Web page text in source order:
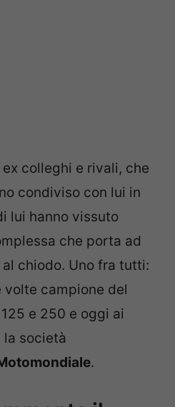
colleghi e rivali, che
condiviso con lui in
lui hanno vissuto
che porta ad
chiodo. Uno fra tutti:
volte campione del
e 250 e oggi ai
la società
.